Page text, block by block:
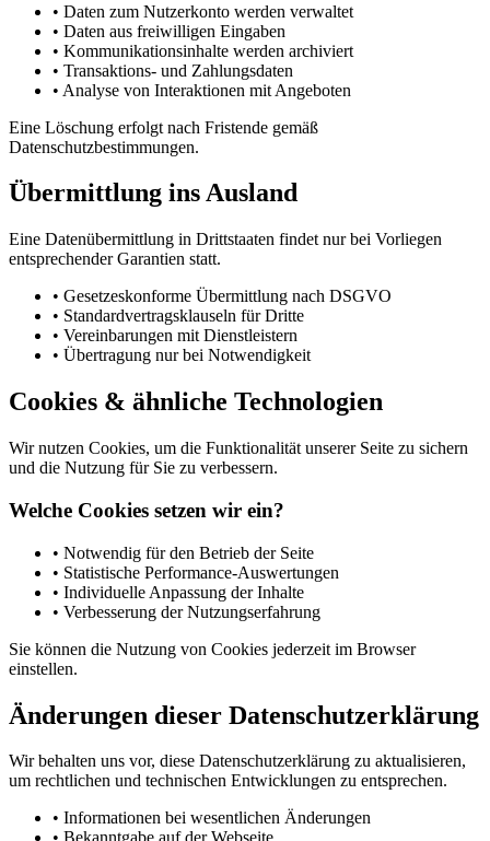
• Daten zum Nutzerkonto werden verwaltet
• Daten aus freiwilligen Eingaben
• Kommunikationsinhalte werden archiviert
• Transaktions- und Zahlungsdaten
• Analyse von Interaktionen mit Angeboten
Eine Löschung erfolgt nach Fristende gemäß
Datenschutzbestimmungen.
Übermittlung ins Ausland
Eine Datenübermittlung in Drittstaaten findet nur bei Vorliegen
entsprechender Garantien statt.
• Gesetzeskonforme Übermittlung nach DSGVO
• Standardvertragsklauseln für Dritte
• Vereinbarungen mit Dienstleistern
• Übertragung nur bei Notwendigkeit
Cookies & ähnliche Technologien
Wir nutzen Cookies, um die Funktionalität unserer Seite zu sichern
und die Nutzung für Sie zu verbessern.
Welche Cookies setzen wir ein?
• Notwendig für den Betrieb der Seite
• Statistische Performance-Auswertungen
• Individuelle Anpassung der Inhalte
• Verbesserung der Nutzungserfahrung
Sie können die Nutzung von Cookies jederzeit im Browser
einstellen.
Änderungen dieser Datenschutzerklärung
Wir behalten uns vor, diese Datenschutzerklärung zu aktualisieren,
um rechtlichen und technischen Entwicklungen zu entsprechen.
• Informationen bei wesentlichen Änderungen